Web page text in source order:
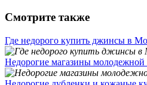
Смотрите также
Где недорого купить джинсы в
Недорогие магазины